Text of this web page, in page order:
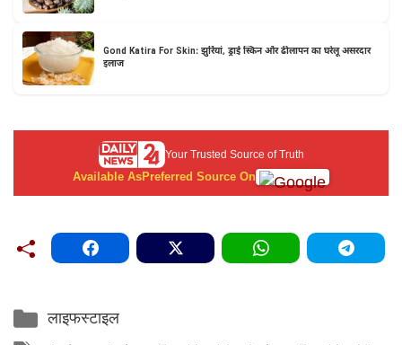
Gond Katira For Skin: झुर्रियां, ड्राई स्किन और ढीलापन का घरेलू असरदार
इलाज
Your Trusted Source of Truth
Available AsPreferred Source On
Categories
लाइफस्टाइल